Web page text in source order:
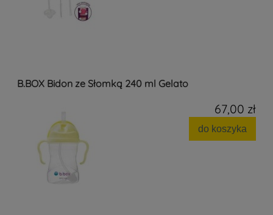
B.BOX Bidon ze Słomką 240 ml Gelato
67,00 zł
do koszyka